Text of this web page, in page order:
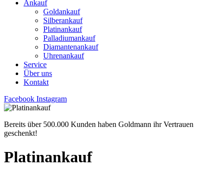
Ankauf
Goldankauf
Silberankauf
Platinankauf
Palladiumankauf
Diamantenankauf
Uhrenankauf
Service
Über uns
Kontakt
Facebook Instagram
Bereits über 500.000 Kunden haben Goldmann ihr Vertrauen
geschenkt!
Platinankauf